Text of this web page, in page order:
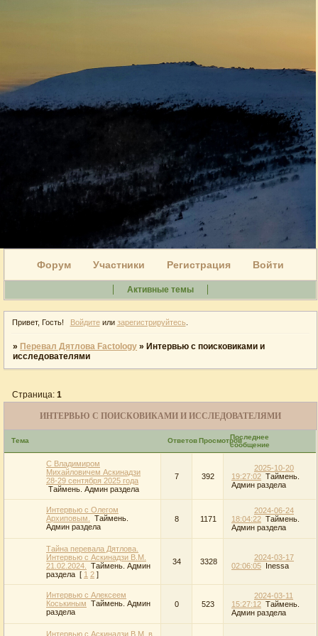
Форум Участники Регистрация Войти
Активные темы
Привет, Гость! Войдитеили зарегистрируйтесь.
»Перевал Дятлова Factology »Интервью с поисковиками и
исследователями
ИНТЕРВЬЮ С ПОИСКОВИКАМИ И ИССЛЕДОВАТЕЛЯМИ
Страница:1
Тема ОтветовПросмотровПоследнее
сообщение
С Владимиром
Михайловичем Аскинадзи
28-29 сентября 2025 года
Таймень. Админ раздела
7 392
2025-10-20
19:27:02 Таймень.
Админ раздела
Интервью с Олегом
Архиповым.
Таймень.
Админ раздела
8 1171
2024-06-24
18:04:22 Таймень.
Админ раздела
Тайна перевала Дятлова.
Интервью с Аскинадзи В.М.
21.02.2024.
Таймень. Админ
раздела [ 1 2 ]
34 3328
2024-03-17
02:06:05 Inessa
Интервью с Алексеем
Коськиным Таймень. Админ
раздела
0 523
2024-03-11
15:27:12 Таймень.
Админ раздела
Интервью с Аскинадзи В.М. в